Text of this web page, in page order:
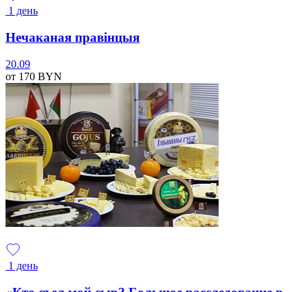
1 день
Нечаканая правінцыя
20.09
от 170 BYN
1 день